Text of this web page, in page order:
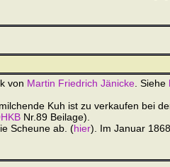
von Martin Friedrich Jänicke . Siehe
Kuh ist zu verkaufen bei
Nr.89 Beilage).
Scheune ab. (hier). Im Januar